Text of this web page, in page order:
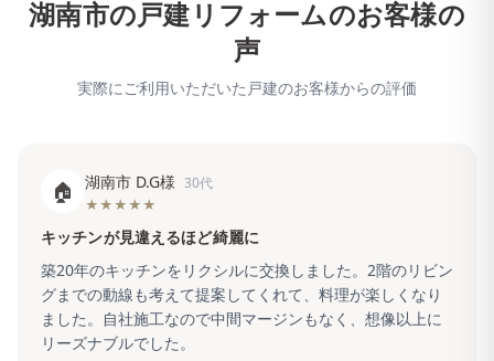
湖南市の戸建リフォームのお客様の
声
実際にご利用いただいた戸建のお客様からの評価
🏠 湖南市 D.G様 30代
★★★★★
キッチンが見違えるほど綺麗に
築20年のキッチンをリクシルに交換しました。2階のリビン
グまでの動線も考えて提案してくれて、料理が楽しくなり
ました。自社施工なので中間マージンもなく、想像以上に
リーズナブルでした。